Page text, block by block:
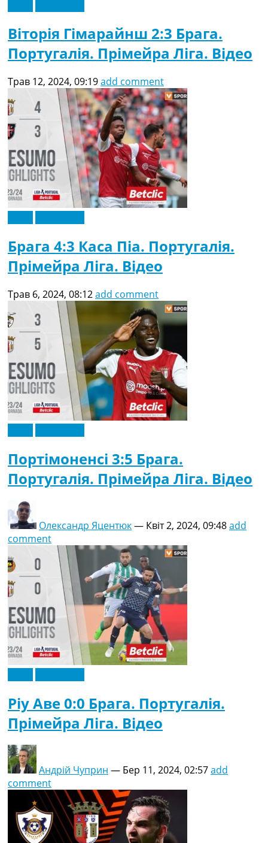
Віторія Гімарайнш 2:3 Брага.
Португалія. Прімейра Ліга. Відео
Трав 12, 2024, 09:19add comment
Брага 4:3 Каса Піа. Португалія.
Прімейра Ліга. Відео
Трав 6, 2024, 08:12add comment
Портімоненсі 3:5 Брага.
Португалія. Прімейра Ліга. Відео
Олександр Яцентюк— Квіт 2, 2024, 09:48add
comment
Ріу Аве 0:0 Брага. Португалія.
Прімейра Ліга. Відео
Андрій Чуприн — Бер 11, 2024, 02:57add
comment